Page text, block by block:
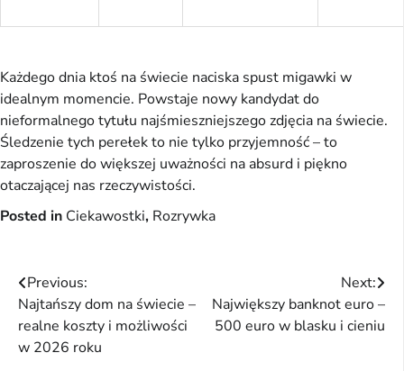
Każdego dnia ktoś na świecie naciska spust migawki w
idealnym momencie. Powstaje nowy kandydat do
nieformalnego tytułu najśmieszniejszego zdjęcia na świecie.
Śledzenie tych perełek to nie tylko przyjemność – to
zaproszenie do większej uważności na absurd i piękno
otaczającej nas rzeczywistości.
Posted in Ciekawostki, Rozrywka
Nawigacja
wpisu
Previous:
Najtańszy dom na świecie –
realne koszty i możliwości
w 2026 roku
Next:
Największy banknot euro –
500 euro w blasku i cieniu